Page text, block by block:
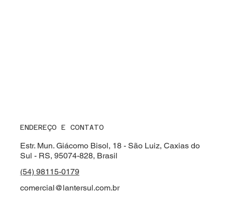
ENDEREÇO E CONTATO
Estr. Mun. Giácomo Bisol, 18 - São Luiz, Caxias do
Sul - RS, 95074-828, Brasil
(54) 98115-0179
comercial@lantersul.com.br